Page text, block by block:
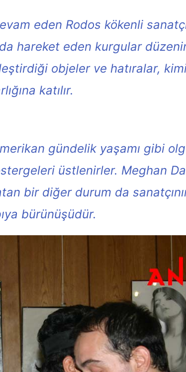
eden Rodos kökenli
hareket eden kurgular
objeler ve hatıralar,
katılır.
gündelik yaşamı gibi
üstlenirler. Meghan
bir diğer durum da
bürünüşüdür.